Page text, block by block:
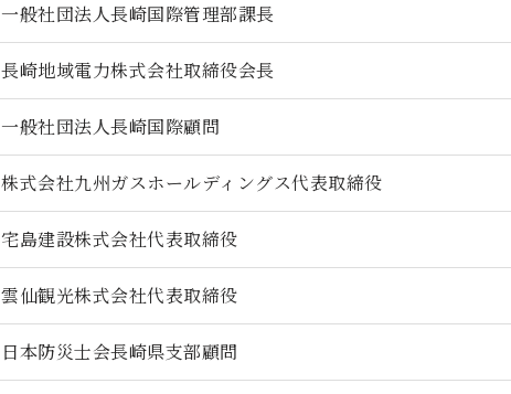
一般社団法人長崎国際管理部課長
長崎地域電力株式会社取締役会長
一般社団法人長崎国際顧問
株式会社九州ガスホールディングス代表取締役
宅島建設株式会社代表取締役
雲仙観光株式会社代表取締役
日本防災士会長崎県支部顧問